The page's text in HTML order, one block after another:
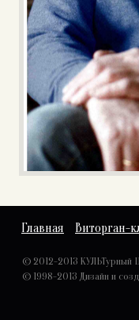
Главная Виторган-
© 2012-2013 КУЛЬТурный
© 1998-2013 Дизайн и